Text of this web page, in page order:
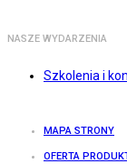
NASZE WYDARZENIA
Szkolenia i
MAPA STRONY
OFERTA